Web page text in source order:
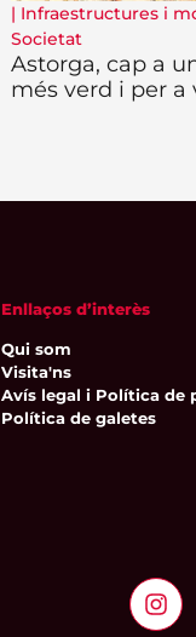
| Infraestructures i
Societat
Astorga, cap a
més verd i per a
Enllaços d’interès
Qui som
Visita'ns
Avís legal i Política de
Política de galetes